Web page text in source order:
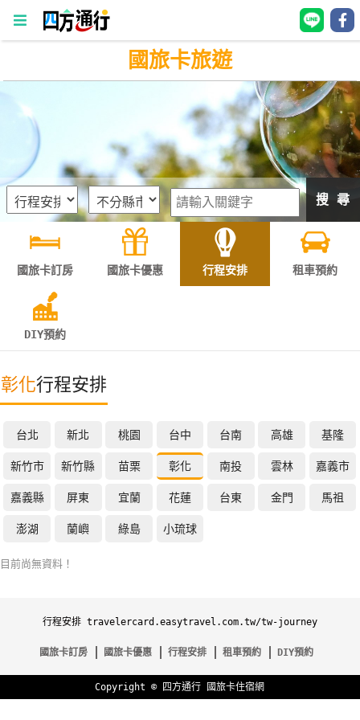
四
通
房
灣
訂
直接跟飯店訂房HOT
特
宿
全
租
國旅卡旅遊
搜 尋
國旅卡訂房 國旅卡優惠 行程安排 租車預約
DIY預約
彰化行程安排
台北 新北 桃園 台中 台南 高雄 基隆
新竹市 新竹縣 苗栗 彰化 南投 雲林 嘉義市
嘉義縣 屏東 宜蘭 花蓮 台東 金門 馬祖
澎湖 蘭嶼 綠島 小琉球
目前尚無資料！
行程安排 travelercard.easytravel.com.tw/tw-journey
國旅卡訂房 國旅卡優惠 行程安排 租車預約 DIY預約
Copyright © 四方通行 國旅卡住宿網